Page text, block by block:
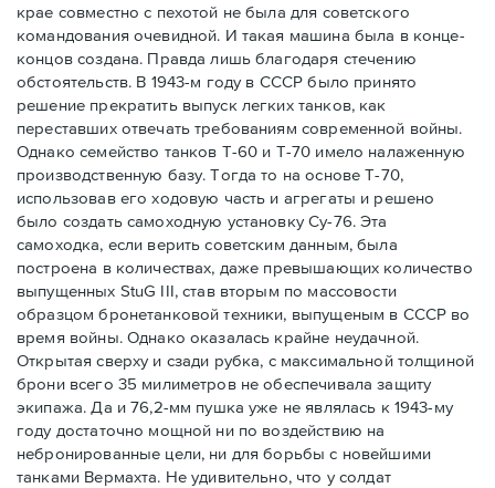
крае совместно с пехотой не была для советского
командования очевидной. И такая машина была в конце-
концов создана. Правда лишь благодаря стечению
обстоятельств. В 1943-м году в СССР было принято
решение прекратить выпуск легких танков, как
переставших отвечать требованиям современной войны.
Однако семейство танков Т-60 и Т-70 имело налаженную
производственную базу. Тогда то на основе Т-70,
использовав его ходовую часть и агрегаты и решено
было создать самоходную установку Су-76. Эта
самоходка, если верить советским данным, была
построена в количествах, даже превышающих количество
выпущенных StuG III, став вторым по массовости
образцом бронетанковой техники, выпущеным в СССР во
время войны. Однако оказалась крайне неудачной.
Открытая сверху и сзади рубка, с максимальной толщиной
брони всего 35 милиметров не обеспечивала защиту
экипажа. Да и 76,2-мм пушка уже не являлась к 1943-му
году достаточно мощной ни по воздействию на
небронированные цели, ни для борьбы с новейшими
танками Вермахта. Не удивительно, что у солдат